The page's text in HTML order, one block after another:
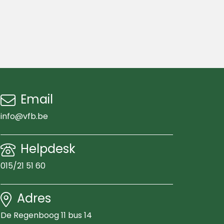
Email
info@vfb.be
Helpdesk
015/21 51 60
Adres
De Regenboog 11 bus 14